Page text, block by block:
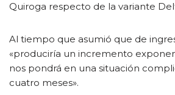
Quiroga respecto de la variante
Al tiempo que asumió que de
«produciría un incremento
nos pondrá en una situación
cuatro meses».